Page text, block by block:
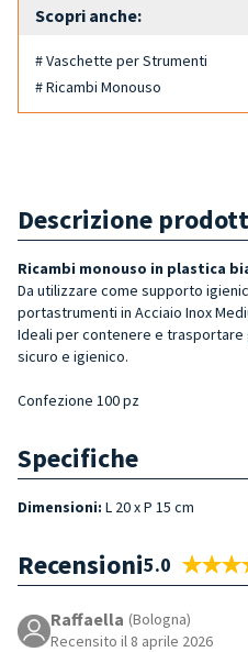
Scopri anche:
# Vaschette per Strumenti
# Ricambi Monouso
Descrizione
Ricambi monouso in plastica
Da utilizzare come supporto
portastrumenti in Acciaio Inox
Ideali per contenere e
sicuro e igienico.
Confezione 100 pz
Specifiche
Dimensioni: L 20 x P 15 cm
Recensioni5.0
Raffaella (Bologna)
Recensito il 8 aprile 2026